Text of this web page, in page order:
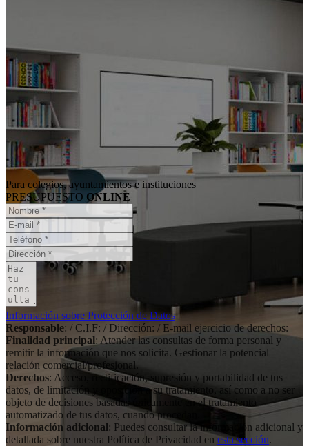
Para colegios, ayuntamientos e instituciones
PRESUPUESTO ONLINE
Información sobre Protección de Datos
Responsable: / C.I.F: / Dirección: / E-mail ejercicio de derechos:
Finalidad principal: Atender las consultas de forma personal y
remitir la información que nos solicita. Gestionar la potencial
relación comercial/profesional.
Derechos: Acceso, rectificación, supresión y portabilidad de tus
datos, de limitación y oposición a su tratamiento, así como a no ser
objeto de decisiones basadas únicamente en el tratamiento
automatizado de tus datos, cuando procedan.
Información adicional: Puedes consultar la información adicional y
detallada sobre nuestra Política de Privacidad en esta sección.